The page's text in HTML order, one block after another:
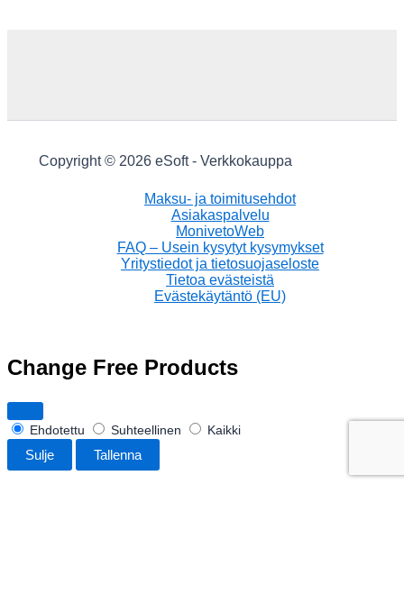
Copyright © 2026 eSoft - Verkkokauppa
Maksu- ja toimitusehdot
Asiakaspalvelu
MonivetoWeb
FAQ – Usein kysytyt kysymykset
Yritystiedot ja tietosuojaseloste
Tietoa evästeistä
Evästekäytäntö (EU)
Change Free Products
Ehdotettu Suhteellinen Kaikki
Sulje Tallenna